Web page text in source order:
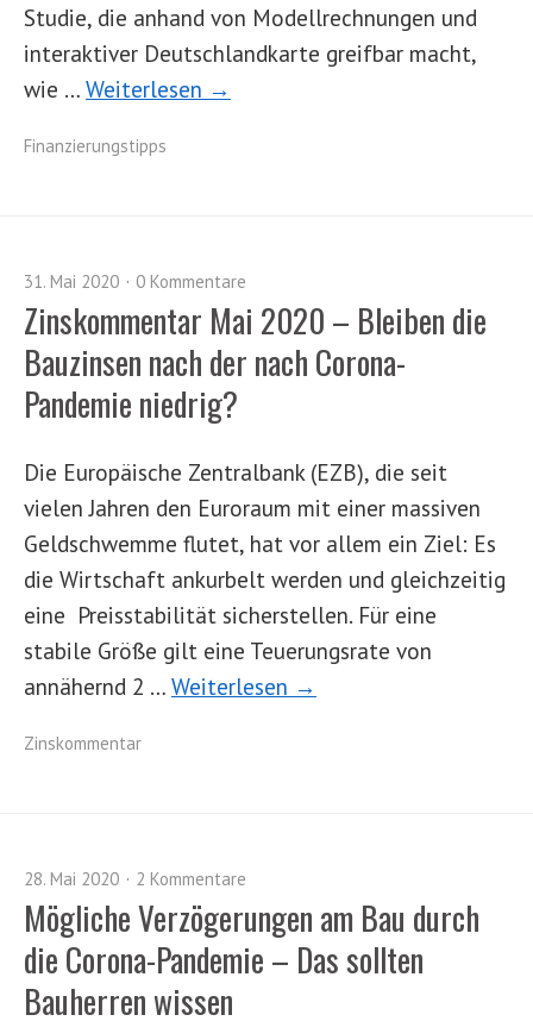
Studie, die anhand von Modellrechnungen und
interaktiver Deutschlandkarte greifbar macht,
wie … Weiterlesen →
Finanzierungstipps
31. Mai 2020 0 Kommentare
Zinskommentar Mai 2020 – Bleiben die
Bauzinsen nach der nach Corona-
Pandemie niedrig?
Die Europäische Zentralbank (EZB), die seit
vielen Jahren den Euroraum mit einer massiven
Geldschwemme flutet, hat vor allem ein Ziel: Es
die Wirtschaft ankurbelt werden und gleichzeitig
eine Preisstabilität sicherstellen. Für eine
stabile Größe gilt eine Teuerungsrate von
annähernd 2 … Weiterlesen →
Zinskommentar
28. Mai 2020 2 Kommentare
Mögliche Verzögerungen am Bau durch
die Corona-Pandemie – Das sollten
Bauherren wissen